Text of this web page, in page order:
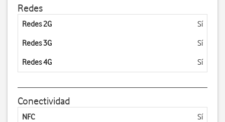
Redes
Redes 2G Sí
Redes 3G Sí
Redes 4G Sí
Conectividad
NFC Sí